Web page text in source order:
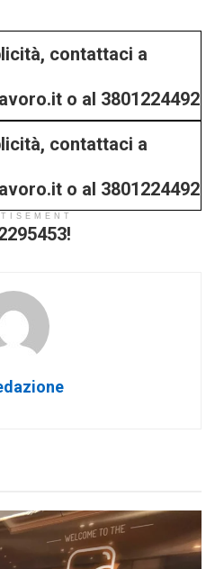
contattaci a
o al 3801224492
contattaci a
o al 3801224492